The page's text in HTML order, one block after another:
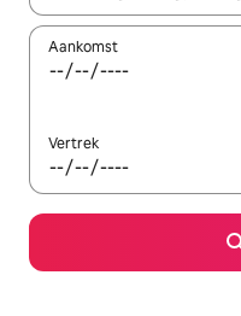
Aankomst
Vertrek